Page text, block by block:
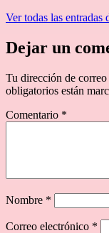
Ver todas las entradas
Dejar un
Tu dirección de
obligatorios están
Comentario *
Nombre *
Correo electrónico *